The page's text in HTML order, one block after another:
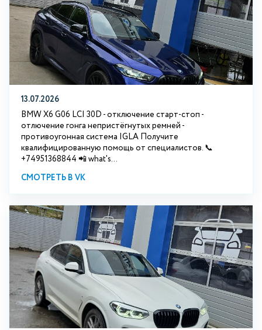
13.07.2026
BMW X6 G06 LCI 30D - отключение старт-стоп -
отлючение гонга непристёгнутых ремней -
противоугонная система IGLA Получите
квалифицированную помощь от специалистов. 📞
+74951368844 📲 what's...
СМОТРЕТЬ В VK